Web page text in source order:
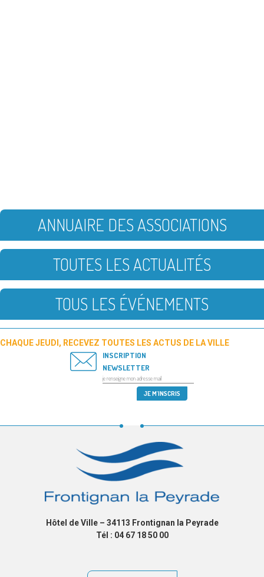
ANNUAIRE DES ASSOCIATIONS
TOUTES LES ACTUALITÉS
TOUS LES ÉVÉNEMENTS
CHAQUE JEUDI, RECEVEZ TOUTES LES ACTUS DE LA VILLE
INSCRIPTION
NEWSLETTER
Hôtel de Ville – 34113 Frontignan la Peyrade
Tél : 04 67 18 50 00